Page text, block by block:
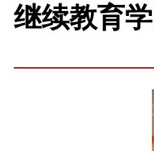
继续教育